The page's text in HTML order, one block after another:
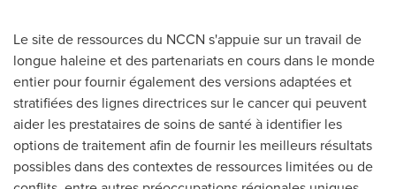
Le site de ressources du NCCN s'appuie sur un travail de
longue haleine et des partenariats en cours dans le monde
entier pour fournir également des versions adaptées et
stratifiées des lignes directrices sur le cancer qui peuvent
aider les prestataires de soins de santé à identifier les
options de traitement afin de fournir les meilleurs résultats
possibles dans des contextes de ressources limitées ou de